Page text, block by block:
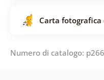
Carta fotografica
Numero di catalogo: